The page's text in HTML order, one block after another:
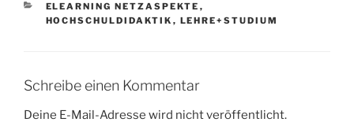
KATEGORIEN
ELEARNING NETZASPEKTE ,
HOCHSCHULDIDAKTIK , LEHRE+STUDIUM
Schreibe einen Kommentar
Deine E-Mail-Adresse wird nicht veröffentlicht.